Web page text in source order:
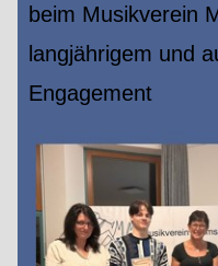
beim Musikverein
langjährigem und
Engagement